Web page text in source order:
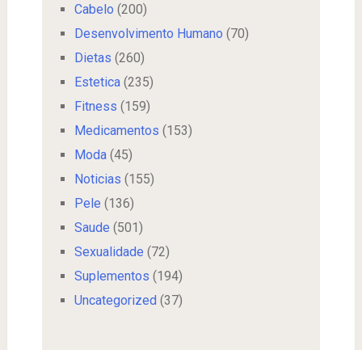
Cabelo (200)
Desenvolvimento Humano (70)
Dietas (260)
Estetica(235)
Fitness (159)
Medicamentos (153)
Moda(45)
Noticias (155)
Pele (136)
Saude (501)
Sexualidade (72)
Suplementos (194)
Uncategorized (37)